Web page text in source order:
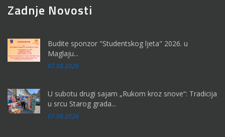
Zadnje Novosti
Budite sponzor "Studentskog ljeta" 2026. u
Maglaju...
07.08.2026
U subotu drugi sajam „Rukom kroz snove“: Tradicija
u srcu Starog grada...
07.08.2026